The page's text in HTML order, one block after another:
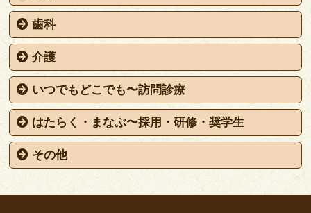
お知らせ
基本情報
診療時間
内科について
診療、検査、健康診断、予防接種、禁煙治療
施設・設備、感染対策
家庭医、総合診療
歯科
お知らせ
基本情報
診療時間
医師紹介
施設基準
健康診断
みんなに優しく〜施設・設備、感染対策
願いに応えて〜インプラント・自費診療
口から食べる〜ペリオメンテナンス・オーラルフレイル
介護
介護
リハビリデイサービスたんぽぽ
虹の訪問看護ステーション山陽小野田
虹の居宅介護支援事業
いつでもどこでも〜訪問診療
訪問診療
内科
歯科
はたらく・まなぶ〜採用・研修・奨学生
採用・研修・奨学生
内科
歯科
その他